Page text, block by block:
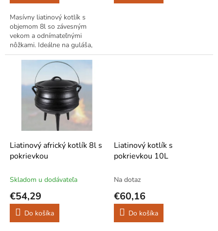
Masívny liatinový kotlík s
objemom 8l so závesným
vekom a odnímateľnými
nôžkami. Ideálne na guláša,
polievky a dusené jedlá varené
pod holým nebom aj doma.
Liatinový africký kotlík 8l s
pokrievkou
Skladom u dodávateľa
€54,29
Do košíka
Liatinový kotlík s
pokrievkou 10L
Na dotaz
€60,16
Do košíka